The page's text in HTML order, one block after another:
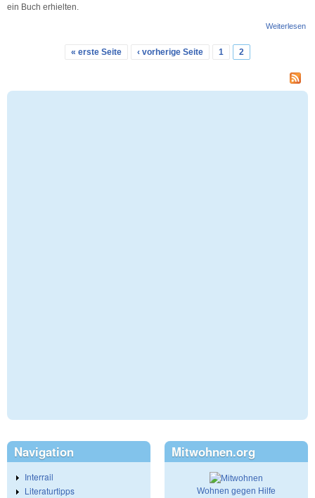
ein Buch erhielten.
Weiterlesen
« erste Seite ‹ vorherige Seite 1 2
Navigation
Interrail
Literaturtipps
Mitwohnen.org
Wohnen gegen Hilfe